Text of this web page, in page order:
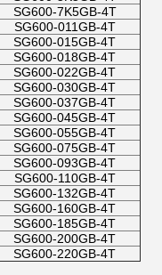
SG600-7K5GB-4T
SG600-011GB-4T
SG600-015GB-4T
SG600-018GB-4T
SG600-022GB-4T
SG600-030GB-4T
SG600-037GB-4T
SG600-045GB-4T
SG600-055GB-4T
SG600-075GB-4T
SG600-093GB-4T
SG600-110GB-4T
SG600-132GB-4T
SG600-160GB-4T
SG600-185GB-4T
SG600-200GB-4T
SG600-220GB-4T